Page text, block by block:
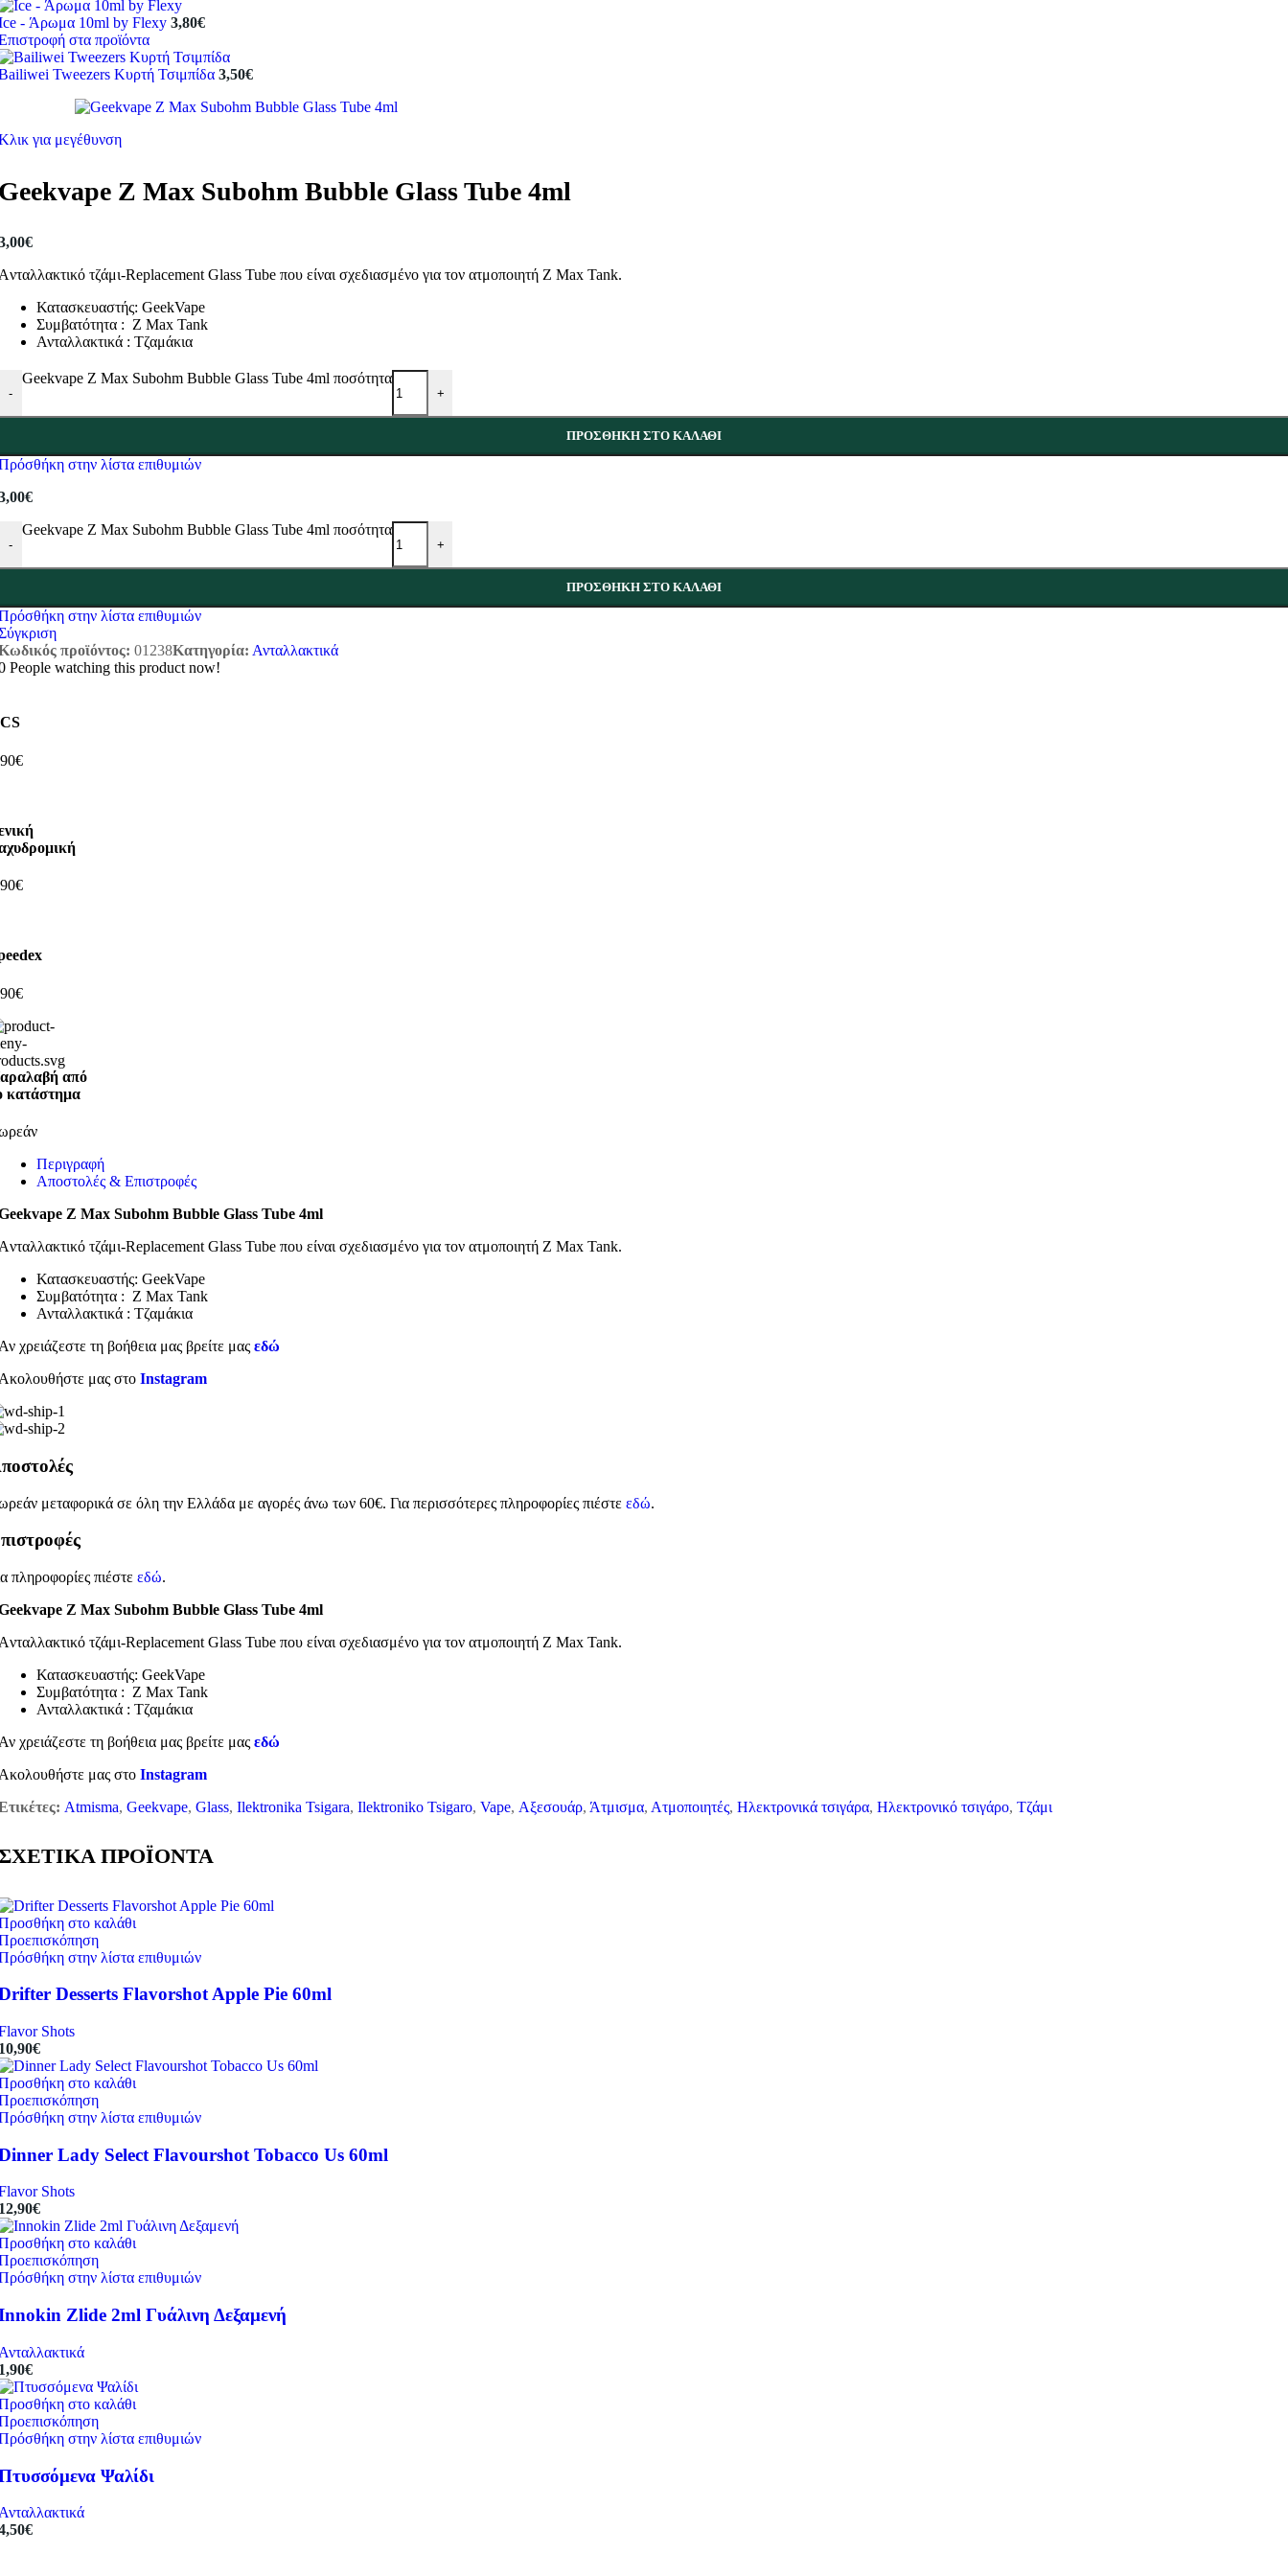
- Άρωμα 10ml by Flexy 3,80€
στα προϊόντα
Tweezers Κυρτή Τσιμπίδα 3,50€
για μεγέθυνση
Z Max Subohm Bubble Glass Tube 4ml
€
τζάμι-Replacement Glass Tube που είναι σχεδιασμένο για τον ατμοποιητή Z Max Tank.
Κατασκευαστής: GeekVape
Συμβατότητα : Z Max Tank
Ανταλλακτικά : Τζαμάκια
-
Geekvape Z Max Subohm Bubble Glass Tube 4ml ποσότητα
+
ΠΡΟΣΘΉΚΗ ΣΤΟ ΚΑΛΆΘΙ
στην λίστα επιθυμιών
€
-
Geekvape Z Max Subohm Bubble Glass Tube 4ml ποσότητα
+
ΠΡΟΣΘΉΚΗ ΣΤΟ ΚΑΛΆΘΙ
στην λίστα επιθυμιών
προϊόντος: 01238Κατηγορία: Ανταλλακτικά
People watching this product now!
από
κατάστημα
Περιγραφή
Αποστολές & Επιστροφές
Z Max Subohm Bubble Glass Tube 4ml
τζάμι-Replacement Glass Tube που είναι σχεδιασμένο για τον ατμοποιητή Z Max Tank.
Κατασκευαστής: GeekVape
Συμβατότητα : Z Max Tank
Ανταλλακτικά : Τζαμάκια
χρειάζεστε τη βοήθεια μας βρείτε μας εδώ
μας στο Instagram
μεταφορικά σε όλη την Ελλάδα με αγορές άνω των 60€. Για περισσότερες πληροφορίες πιέστε εδώ.
πληροφορίες πιέστε εδώ.
Z Max Subohm Bubble Glass Tube 4ml
τζάμι-Replacement Glass Tube που είναι σχεδιασμένο για τον ατμοποιητή Z Max Tank.
Κατασκευαστής: GeekVape
Συμβατότητα : Z Max Tank
Ανταλλακτικά : Τζαμάκια
χρειάζεστε τη βοήθεια μας βρείτε μας εδώ
μας στο Instagram
Atmisma, Geekvape, Glass, Ilektronika Tsigara, Ilektroniko Tsigaro, Vape, Αξεσουάρ, Άτμισμα, Ατμοποιητές, Ηλεκτρονικά τσιγάρα, Ηλεκτρονικό τσιγάρο, Τζάμι
ΠΡΟΪΟΝΤΑ
στο καλάθι
στην λίστα επιθυμιών
Desserts Flavorshot Apple Pie 60ml
Shots
€
στο καλάθι
στην λίστα επιθυμιών
Lady Select Flavourshot Tobacco Us 60ml
Shots
€
στο καλάθι
στην λίστα επιθυμιών
Zlide 2ml Γυάλινη Δεξαμενή
€
στο καλάθι
στην λίστα επιθυμιών
Ψαλίδι
€